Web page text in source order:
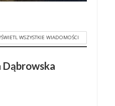
WSZYSTKIE WIADOMOŚCI